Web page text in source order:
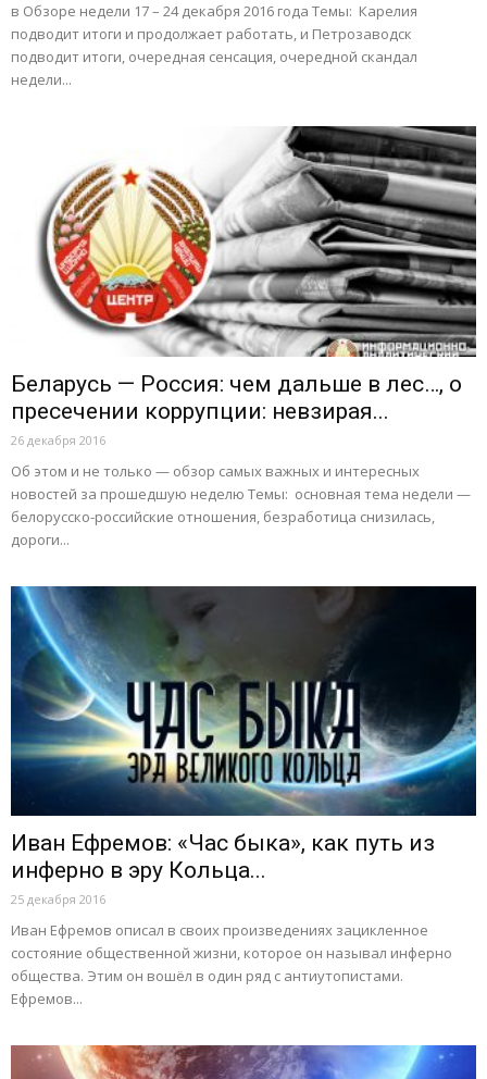
в Обзоре недели 17 – 24 декабря 2016 года Темы: Карелия
подводит итоги и продолжает работать, и Петрозаводск
подводит итоги, очередная сенсация, очередной скандал
недели...
Беларусь — Россия: чем дальше в лес…, о
пресечении коррупции: невзирая...
26 декабря 2016
Об этом и не только — обзор самых важных и интересных
новостей за прошедшую неделю Темы: основная тема недели —
белорусско-российские отношения, безработица снизилась,
дороги...
Иван Ефремов: «Час быка», как путь из
инферно в эру Кольца...
25 декабря 2016
Иван Ефремов описал в своих произведениях зацикленное
состояние общественной жизни, которое он называл инферно
общества. Этим он вошёл в один ряд с антиутопистами.
Ефремов...